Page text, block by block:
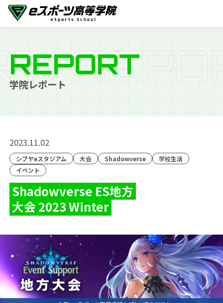
REP O R
REPORT
学院レポート
2023.11.02
シブヤeスタジアム 大会 Shadowverse
学校生活
イベント
Shadowverse ES地方
大会 2023 Winter